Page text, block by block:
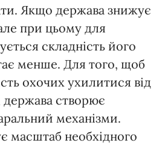
Якщо держава знижує
при цьому для
складність його
менше. Для того, щоб
охочих ухилитися від
держава створює
механізми.
масштаб необхідного